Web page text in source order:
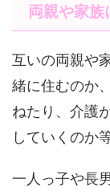
両親や家族
互いの両親や
緒に住むのか
ねたり、介護
していくのか
一人っ子や長